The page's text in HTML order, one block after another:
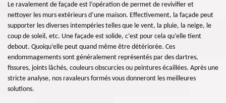
Le ravalement de façade est l’opération de permet de revivifier et
nettoyer les murs extérieurs d’une maison. Effectivement, la façade peut
supporter les diverses intempéries telles que le vent, la pluie, la neige, le
coup de soleil, etc. Une façade est solide, c’est pour cela qu’elle tient
debout. Quoiqu’elle peut quand même être détériorée. Ces
endommagements sont généralement représentés par des dartres,
fissures, joints lâchés, couleurs obscurcies ou peintures écaillées. Après une
stricte analyse, nos ravaleurs formés vous donneront les meilleures
solutions.